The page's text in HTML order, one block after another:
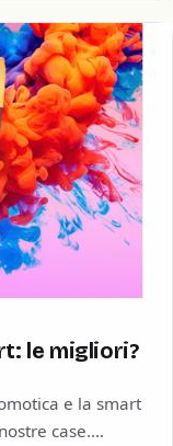
le migliori?
e la smart
case.